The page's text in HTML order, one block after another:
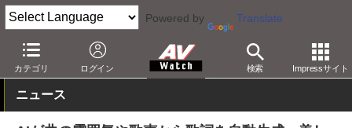
Powered by Translate
カテゴリ ログイン 検索 Impressサイト
AV Watch 製品 Bluetoothスピーカー
ニュース